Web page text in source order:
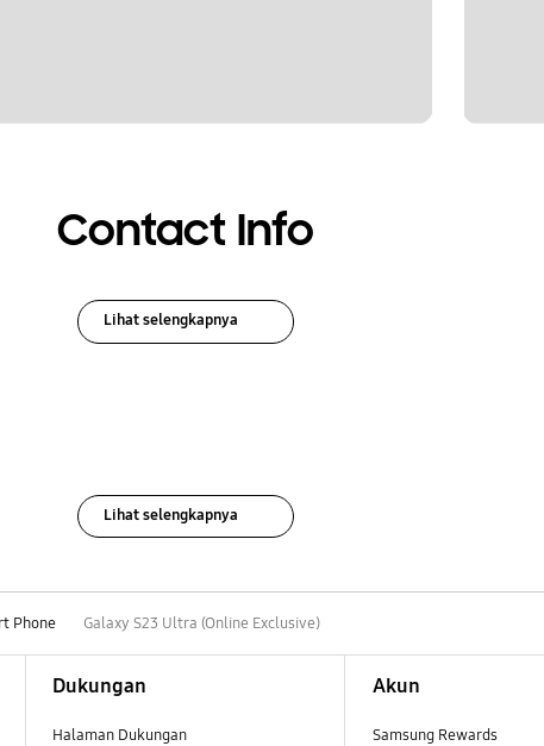
Contact Info
Lihat selengkapnya
Lihat selengkapnya
Phone Galaxy S23 Ultra (Online Exclusive)
Dukungan
Halaman Dukungan
Akun
Samsung Rewards